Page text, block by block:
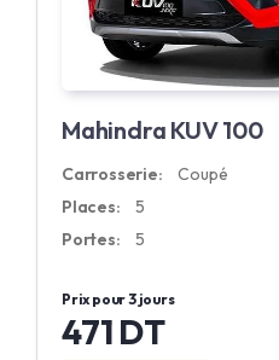
Mahindra KUV 100
Carrosserie:
Coupé
Places:
5
Portes:
5
Prix pour 3 jours
471 DT